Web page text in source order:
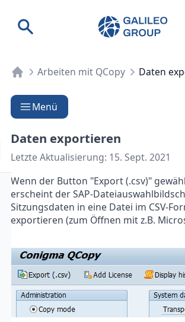
Suche Galileo Group AG
Arbeiten mit QCopy Daten
Menü
Daten exportieren
Letzte Aktualisierung: 15. Sept. 2021
Wenn der Button "Export (.csv)"
erscheint der SAP-
Sitzungsdaten in eine Datei im CSV-
exportieren (zum Öffnen mit z.B.